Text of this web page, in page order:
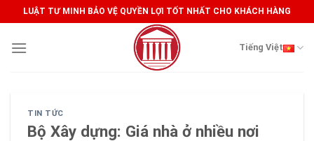
to
content
LUẬT TƯ MINH BẢO VỆ QUYỀN LỢI TỐT NHẤT CHO KHÁCH HÀNG
Tiếng Việt
TIN TỨC
Bộ Xây dựng: Giá nhà ở nhiều nơi